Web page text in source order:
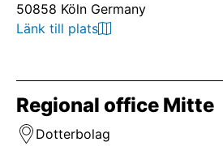
50858 Köln Germany
Länk till plats
Regional office Mitte
Dotterbolag